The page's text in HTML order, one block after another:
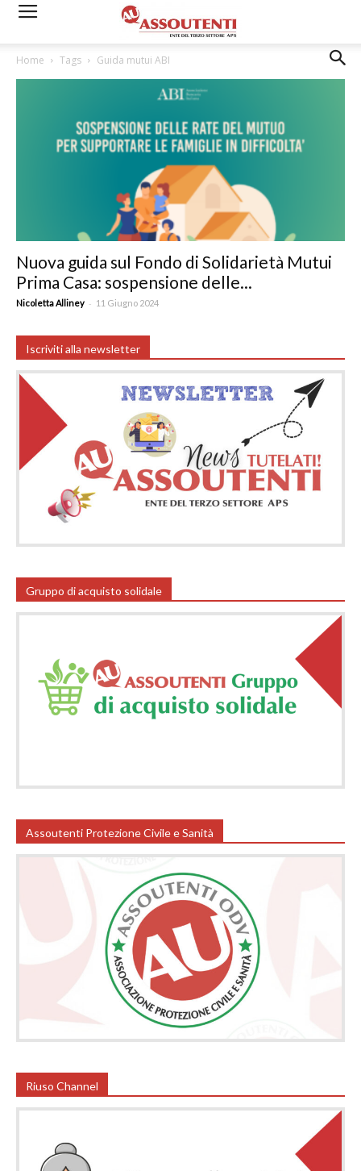
Home Tags Guida mutui ABI
Nuova guida sul Fondo di Solidarietà Mutui
Prima Casa: sospensione delle...
Nicoletta Alliney - 11 Giugno 2024
Iscriviti alla newsletter
Gruppo di acquisto solidale
Assoutenti Protezione Civile e Sanità
Riuso Channel